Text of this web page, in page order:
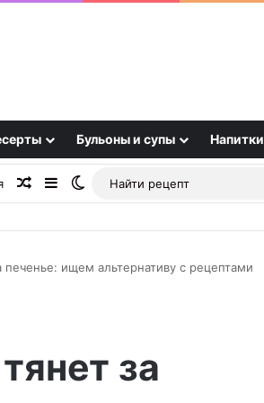
Бульоны и супы Напитки
Случайная статья
SidebarSwitch skin
ищем альтернативу с рецептами
за
подают